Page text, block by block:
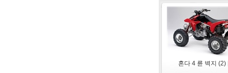
혼다 4 륜 벽지 (2)